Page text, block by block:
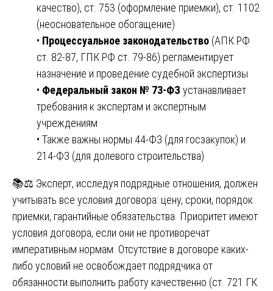
качество), ст. 753 (оформление приемки), ст. 1102
(неосновательное обогащение)
• Процессуальное законодательство (АПК РФ
ст. 82-87, ГПК РФ ст. 79-86) регламентирует
назначение и проведение судебной экспертизы
• Федеральный закон № 73-ФЗ устанавливает
требования к экспертам и экспертным
учреждениям
• Также важны нормы 44-ФЗ (для госзакупок) и
214-ФЗ (для долевого строительства)
📚⚖️ Эксперт, исследуя подрядные отношения, должен
учитывать все условия договора: цену, сроки, порядок
приемки, гарантийные обязательства. Приоритет имеют
условия договора, если они не противоречат
императивным нормам. Отсутствие в договоре каких-
либо условий не освобождает подрядчика от
обязанности выполнить работу качественно (ст. 721 ГК